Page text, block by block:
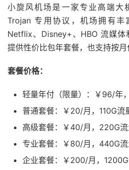
小旋风机场是一家专业高端大
Trojan 专用协议，机场拥有
Netflix、Disney+、HBO 流媒体
提供性价比包年套餐，也支持按月
套餐价格：
轻量年付（限量）：￥96/年
普通套餐：￥20/月，110G流
高级套餐：￥40/月，220G流
专业套餐：￥80/月，440G流
企业套餐：￥200/月，1200G